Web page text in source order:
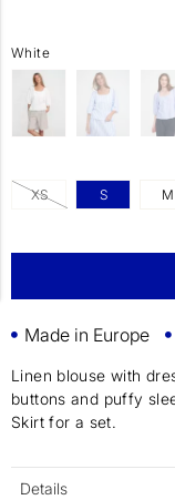
White
XS S M
Made in Europe
Linen blouse with
buttons and puffy
Skirt for a set.
Details